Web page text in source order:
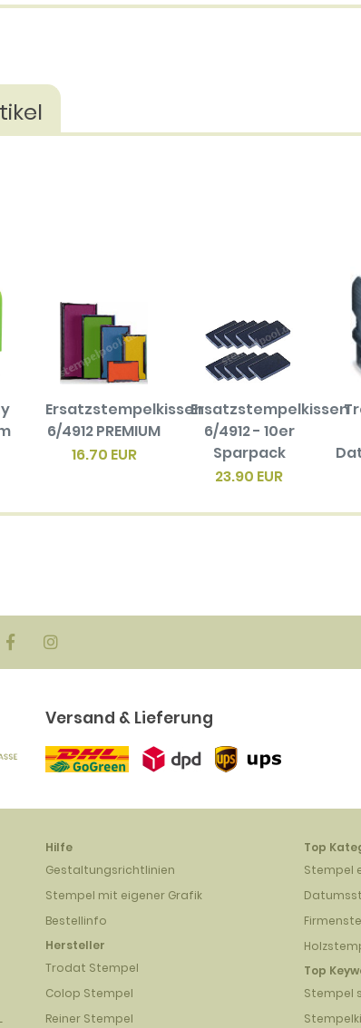
Ersatzstempelkissen
6/4912 PREMIUM
16.70 EUR
Ersatzstempelkissen
6/4912 - 10er
Sparpack
23.90 EUR
Versand & Lieferung
Hilfe
Gestaltungsrichtlinien
Stempel mit eigener Grafik
Bestellinfo
Hersteller
Trodat Stempel
Colop Stempel
Reiner Stempel
Top
Stempel
Top
Stempel